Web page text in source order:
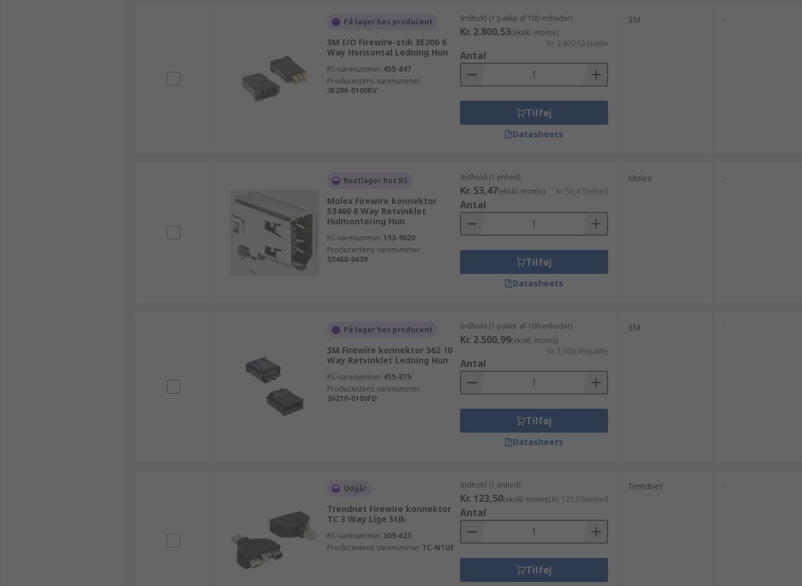
På lager hos producent
3M I/O Firewire-stik 3E206 6
Way Horisontal Ledning Hun
RS-varenummer 455-847
Producentens varenummer
3E206-0100KV
Indhold (1 pakke af 100 enheder)
Kr. 2.800,53(ekskl. moms)
Kr. 2.800,53/pakke
Antal
Tilføj
Datasheets
3M -
Restlager hos RS
Molex Firewire konnektor
53460 6 Way Retvinklet
Hulmontering Hun
RS-varenummer 193-9620
Producentens varenummer
53460-0639
Indhold (1 enhed)
Kr. 53,47(ekskl. moms) Kr. 53,47/enhed
Antal
Tilføj
Datasheets
Molex -
På lager hos producent
3M Firewire konnektor 362 10
Way Retvinklet Ledning Hun
RS-varenummer 455-875
Producentens varenummer
36210-0100FD
Indhold (1 pakke af 100 enheder)
Kr. 2.500,99(ekskl. moms)
Kr. 2.500,99/pakke
Antal
Tilføj
Datasheets
3M -
Udgår
Trendnet Firewire konnektor
TC 3 Way Lige Stik
RS-varenummer 309-623
Producentens varenummer TC-NTUF
Indhold (1 enhed)
Kr. 123,50(ekskl. moms) Kr. 123,50/enhed
Antal
Tilføj
Trendnet -